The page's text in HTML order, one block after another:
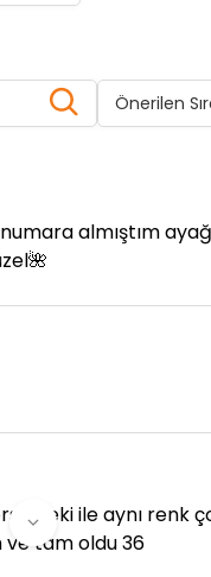
Önerilen
almıştım
ile aynı renk
ve tam oldu 36